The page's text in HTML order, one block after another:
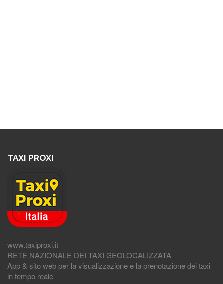
TAXI PROXI
www.taxiproxi.it
RETE NAZIONALE DEI TAXI GEOLOCALIZZATA
App & sito web per la visualizzazione e la prenotazione dei taxi
in tempo reale